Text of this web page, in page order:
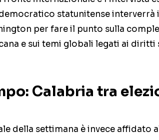
statunitense interverrà
per fare il punto sulla
e sui temi globali legati ai diritti
Calabria tra
della settimana è invece affidato